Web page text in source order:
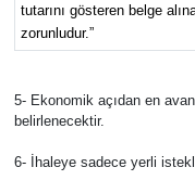
tutarını gösteren belge
zorunludur.”
5- Ekonomik açıdan en
belirlenecektir.
6- İhaleye sadece yerli